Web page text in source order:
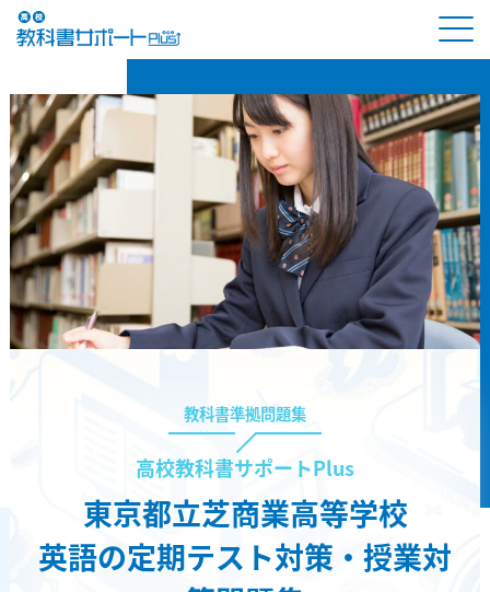
教科書準拠問題集
高校教科書サポートPlus
東京都立芝商業高等学校
英語の定期テスト対策・授業対